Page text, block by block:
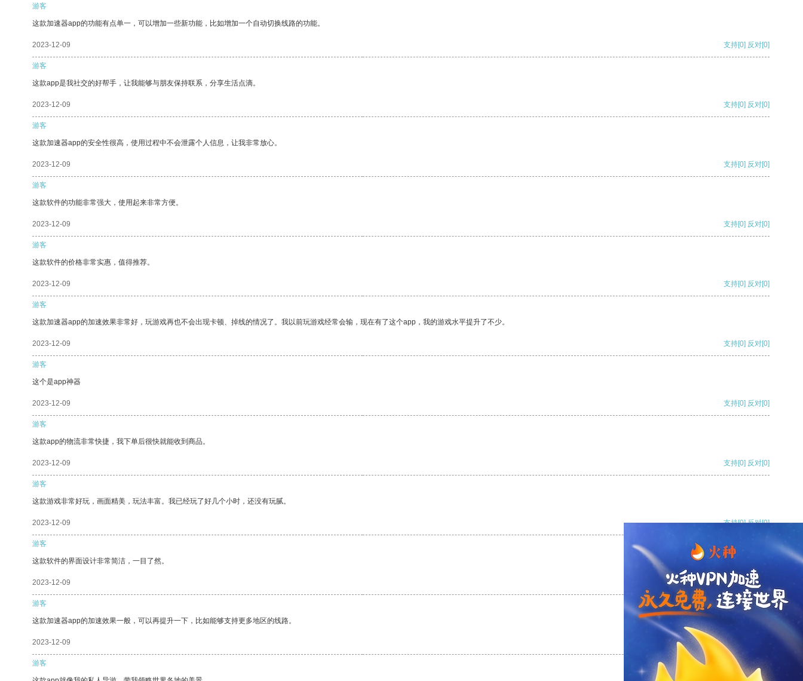
游客
这款加速器app的功能有点单一，可以增加一些新功能，比如增加一个自动切换线路的功能。
2023-12-09 支持[0] 反对[0]
游客
这款app是我社交的好帮手，让我能够与朋友保持联系，分享生活点滴。
2023-12-09 支持[0] 反对[0]
游客
这款加速器app的安全性很高，使用过程中不会泄露个人信息，让我非常放心。
2023-12-09 支持[0] 反对[0]
游客
这款软件的功能非常强大，使用起来非常方便。
2023-12-09 支持[0] 反对[0]
游客
这款软件的价格非常实惠，值得推荐。
2023-12-09 支持[0] 反对[0]
游客
这款加速器app的加速效果非常好，玩游戏再也不会出现卡顿、掉线的情况了。我以前玩游戏经常会输，现在有了这个app，我的游戏水平提升了不少。
2023-12-09 支持[0] 反对[0]
游客
这个是app神器
2023-12-09 支持[0] 反对[0]
游客
这款app的物流非常快捷，我下单后很快就能收到商品。
2023-12-09 支持[0] 反对[0]
游客
这款游戏非常好玩，画面精美，玩法丰富。我已经玩了好几个小时，还没有玩腻。
2023-12-09 支持[0] 反对[0]
游客
这款软件的界面设计非常简洁，一目了然。
2023-12-09 支持[0] 反对
游客
这款加速器app的加速效果一般，可以再提升一下，比如能够支持更多地区的线路。
2023-12-09 支持
游客